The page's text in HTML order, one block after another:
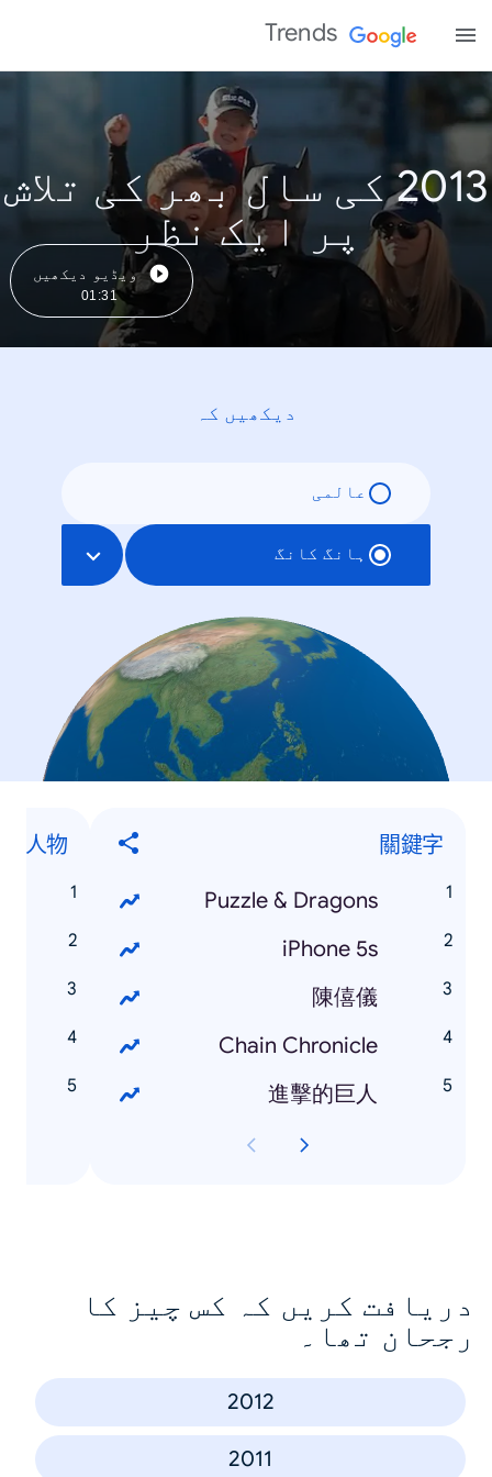
Trends
2013 کی سال بھر کی تلاش
پر ایک نظر
ویڈیو دیکھیں
01:31
دیکھیں کہ
عالمی
ہانگ کانگ
關鍵字
Puzzle & Dragons
iPhone 5s
陳僖儀
Chain Chronicle
進擊的巨人
人物
دریافت کریں کہ کس چیز کا
رجحان تھا۔
2012
2011